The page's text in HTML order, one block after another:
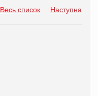
Весь список Наступна